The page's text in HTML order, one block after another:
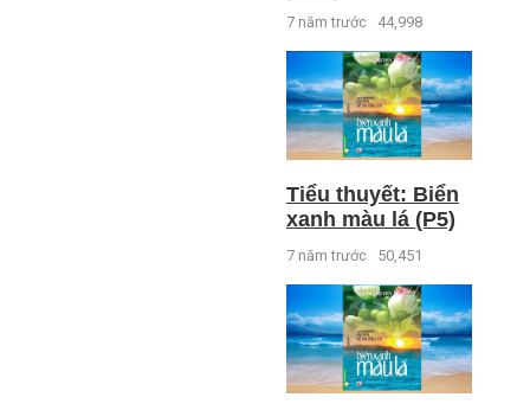
7 năm trước 44,998
Tiểu thuyết: Biển
xanh màu lá (P5)
7 năm trước 50,451